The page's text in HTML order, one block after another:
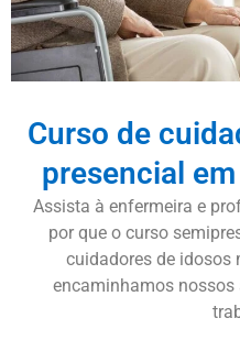
Curso de
presencial
Assista à enfermeira e
por que o curso
cuidadores de idosos
encaminhamos nossos